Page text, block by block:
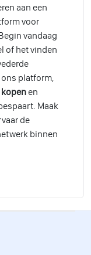
aan een
voor
vandaag
of het vinden
platform,
en
Maak
de
binnen